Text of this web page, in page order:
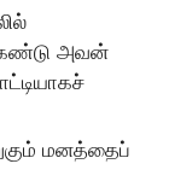
அவன்
மனத்தைப்